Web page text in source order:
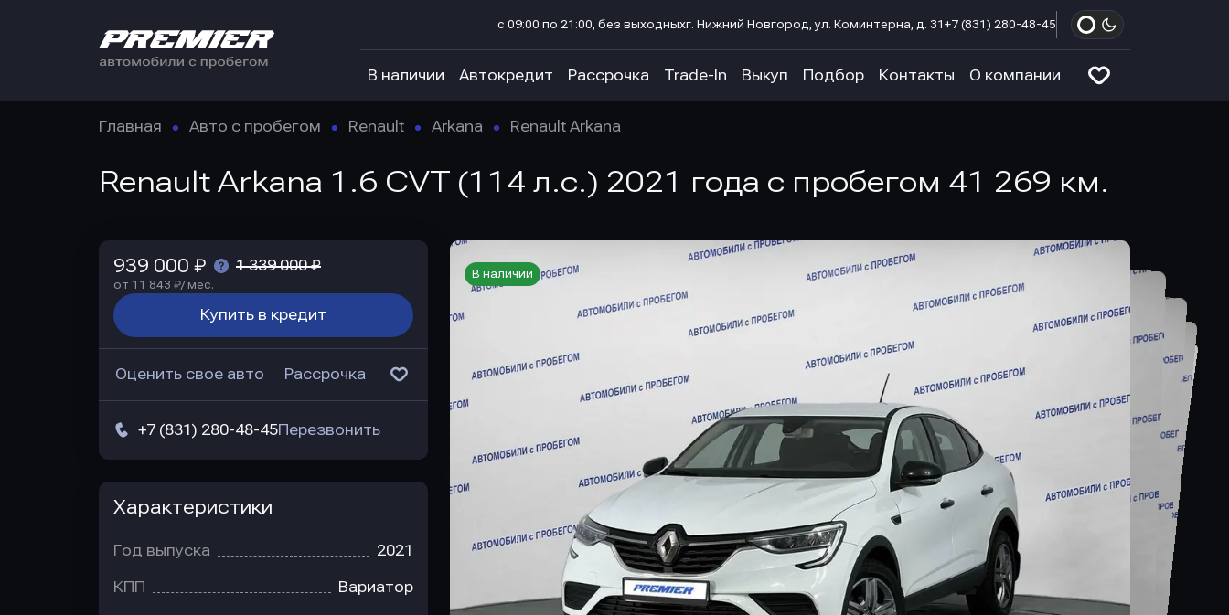
с 09:00 по 21:00, без выходныхг. Нижний Новгород, ул. Коминтерна, д. 31 +7 (831) 280-48-45
В наличии Автокредит Рассрочка Trade-In Выкуп Подбор Контакты О компании
Главная Авто с пробегом Renault Arkana Renault Arkana
Renault Arkana 1.6 CVT (114 л.с.) 2021 года с пробегом 41 269 км.
В наличии
939 000 ₽ 1 339 000 ₽
от 11 843 ₽/ мес.
Купить в кредит
Оценить свое авто Рассрочка
+7 (831) 280-48-45Перезвонить
Характеристики
Год выпуска 2021
КПП Вариатор